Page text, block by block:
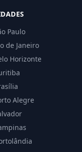
Paulo
de Janeiro
Horizonte
Alegre